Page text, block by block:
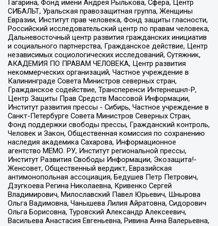
Гагарина, Фонд имени Андрея Рылькова, Сфера, Центр
СИБАЛЬТ, Уральская правозащитная группа, Женщины
Евразии, Институт прав человека, Фонд защиты гласности,
Российский исследовательский центр по правам человека,
Дальневосточный центр развития гражданских инициатив
и социального партнерства, Гражданское действие, Центр
независимых социологических исследований, Сутяжник,
АКАДЕМИЯ ПО ПРАВАМ ЧЕЛОВЕКА, Центр развития
некоммерческих организаций, Частное учреждение в
Калининграде Совета Министров северных стран,
Гражданское содействие, Трансперенси Интернешнл-Р,
Центр Защиты Прав Средств Массовой Информации,
Институт развития прессы - Сибирь, Частное учреждение в
Санкт-Петербурге Совета Министров Северных Стран,
Фонд поддержки свободы прессы, Гражданский контроль,
Человек и Закон, Общественная комиссия по сохранению
наследия академика Сахарова, Информационное
агентство МЕМО. РУ, Институт региональной прессы,
Институт Развития Свободы Информации, Экозащита!-
Женсовет, Общественный вердикт, Евразийская
антимонопольная ассоциация, Бедушев Петр Петрович,
Дзугкоева Регина Николаевна, Кривенко Сергей
Владимирович, Милославский Павел Юрьевич, Шнырова
Ольга Вадимовна, Чанышева Лилия Айратовна, Сидорович
Ольга Борисовна, Туровский Александр Алексеевич,
Васильева Анастасия Евгеньевна, Ривина Анна Валерьевна,